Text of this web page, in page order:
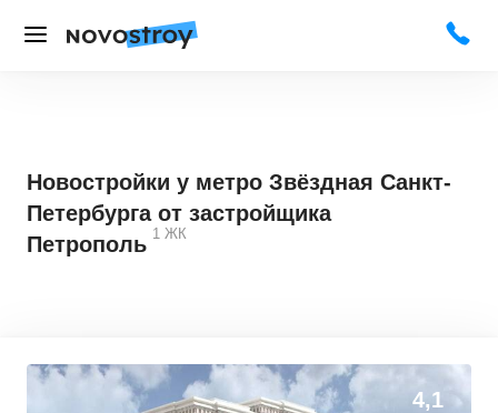
Новостройки у метро Звёздная Санкт-
Петербурга от застройщика
Петрополь 1 ЖК
4,1